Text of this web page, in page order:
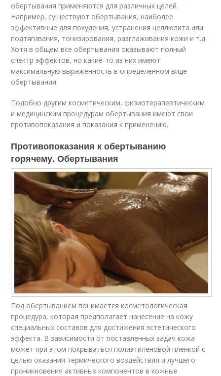
обертывания применяются для различных целей.
Например, существуют обертывания, наиболее
эффективные для похудения, устранения целлюлита или
подтягивания, тонизирования, разглаживания кожи и т.д.
Хотя в общем все обертывания оказывают полный
спектр эффектов, но какие-то из них имеют
максимальную выраженность в определенном виде
обертывания.
Подобно другим косметическим, физиотерапевтическим
и медицинским процедурам обертывания имеют свои
противопоказания и показания к применению.
Противопоказания к обертыванию
горячему. Обертывания
Под обертыванием понимается косметологическая
процедура, которая предполагает нанесение на кожу
специальных составов для достижения эстетического
эффекта. В зависимости от поставленных задач кожа
может при этом покрываться полиэтиленовой пленкой с
целью оказания термического воздействия и лучшего
проникновения активных компонентов в кожные